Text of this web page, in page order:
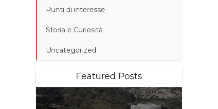
Punti di interesse
Storia e Curiosità
Uncategorized
Featured Posts